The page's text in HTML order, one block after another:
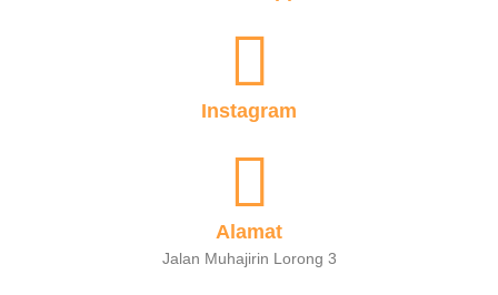
Instagram
Alamat
Jalan Muhajirin Lorong 3